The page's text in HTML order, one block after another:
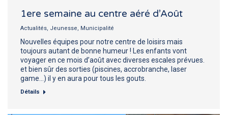
1ere semaine au centre aéré d’Août
Actualités, Jeunesse, Municipalité
Nouvelles équipes pour notre centre de loisirs mais
toujours autant de bonne humeur ! Les enfants vont
voyager en ce mois d’août avec diverses escales prévues.
et bien sûr des sorties (piscines, accrobranche, laser
game…) il y en aura pour tous les gouts.
Détails